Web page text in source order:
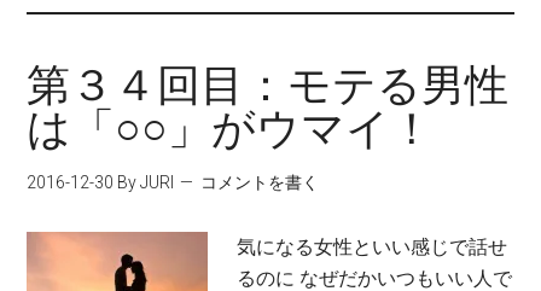
第３４回目：モテる男性
は「○○」がウマイ！
2016-12-30 By JURI コメントを書く
気になる女性といい感じで話せ
るのに なぜだかいつもいい人で